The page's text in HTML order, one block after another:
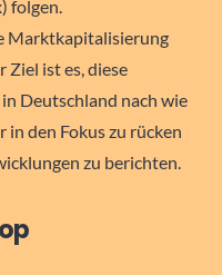
folgen.
Marktkapitalisierung
Ziel ist es, diese
Deutschland nach wie
in den Fokus zu rücken
zu berichten.